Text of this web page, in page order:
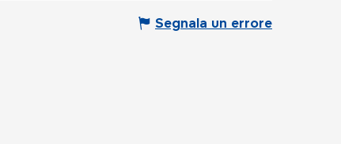
Segnala un errore